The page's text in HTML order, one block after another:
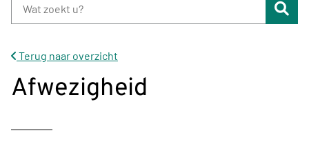
Terug naar overzicht
Afwezigheid